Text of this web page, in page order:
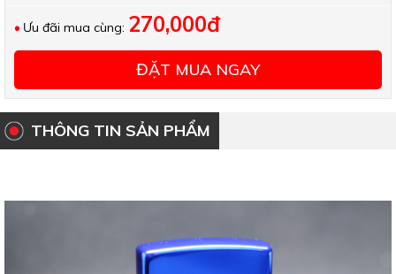
Ưu đãi mua cùng: 270,000đ
ĐẶT MUA NGAY
THÔNG TIN SẢN PHẨM